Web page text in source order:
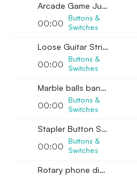
Arcade Game Jump Button Sound
00:00
Buttons &
Switches
Loose Guitar String Button Sound
00:00
Buttons &
Switches
Marble balls banging button sound
00:00
Buttons &
Switches
Stapler Button Sound
00:00
Buttons &
Switches
Rotary phone dialing sound effect Button